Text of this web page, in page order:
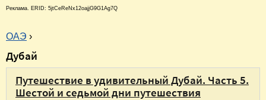
Реклама. ERID: 5jtCeReNx12oajjG9G1Ag7Q
В
ы
ОАЭ ›
Дубай
Путешествие в удивительный Дубай. Часть 5.
Шестой и седьмой дни путешествия